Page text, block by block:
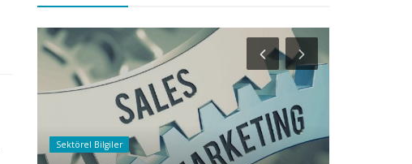
Sektörel Bilgiler